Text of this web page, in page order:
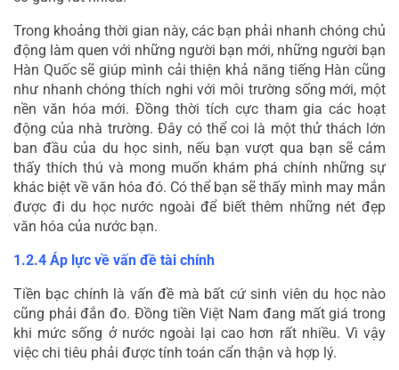
Trong khoảng thời gian này, các bạn phải nhanh chóng chủ
động làm quen với những người bạn mới, những người bạn
Hàn Quốc sẽ giúp mình cải thiện khả năng tiếng Hàn cũng
như nhanh chóng thích nghi với môi trường sống mới, một
nền văn hóa mới. Đồng thời tích cực tham gia các hoạt
động của nhà trường. Đây có thể coi là một thử thách lớn
ban đầu của du học sinh, nếu bạn vượt qua bạn sẽ cảm
thấy thích thú và mong muốn khám phá chính những sự
khác biệt về văn hóa đó. Có thể bạn sẽ thấy mình may mắn
được đi du học nước ngoài để biết thêm những nét đẹp
văn hóa của nước bạn.
1.2.4 Áp lực về vấn đề tài chính
Tiền bạc chính là vấn đề mà bất cứ sinh viên du học nào
cũng phải đắn đo. Đồng tiền Việt Nam đang mất giá trong
khi mức sống ở nước ngoài lại cao hơn rất nhiều. Vì vậy
việc chi tiêu phải được tính toán cẩn thận và hợp lý.